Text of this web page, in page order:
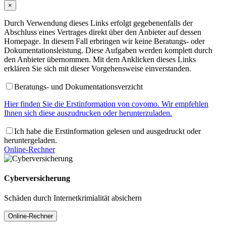
×
Durch Verwendung dieses Links erfolgt gegebenenfalls der
Abschluss eines Vertrages direkt über den Anbieter auf dessen
Homepage. In diesem Fall erbringen wir keine Beratungs- oder
Dokumentationsleistung. Diese Aufgaben werden komplett durch
den Anbieter übernommen. Mit dem Anklicken dieses Links
erklären Sie sich mit dieser Vorgehensweise einverstanden.
Beratungs- und Dokumentationsverzicht
Hier finden Sie die Erstinformation von covomo. Wir empfehlen
Ihnen sich diese auszudrucken oder herunterzuladen.
Ich habe die Erstinformation gelesen und ausgedruckt oder
heruntergeladen.
Online-Rechner
Cyberversicherung
Schäden durch Internetkrimialität absichern
Online-Rechner